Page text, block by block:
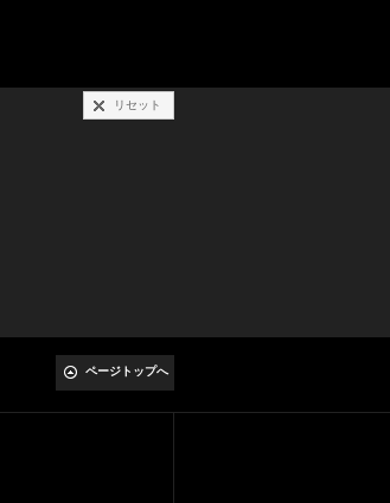
リセット
ページトップへ